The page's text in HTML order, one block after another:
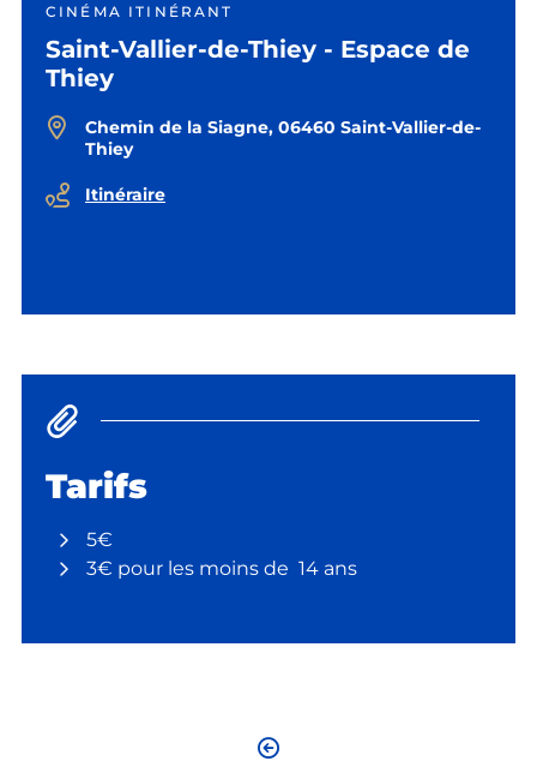
CINÉMA ITINÉRANT
Saint-Vallier-de-Thiey - Espace de
Thiey
Chemin de la Siagne, 06460 Saint-Vallier-de-
Thiey
Itinéraire
Tarifs
5€
3€ pour les moins de 14 ans